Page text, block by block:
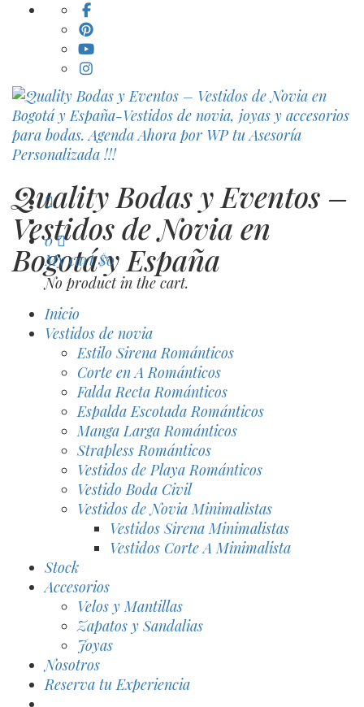
Quality Bodas y Eventos –
Vestidos de Novia en
Bogotá y España
0
My cart $0
No product in the cart.
Inicio
Vestidos de novia
Estilo Sirena Románticos
Corte en A Románticos
Falda Recta Románticos
Espalda Escotada Románticos
Manga Larga Románticos
Strapless Románticos
Vestidos de Playa Románticos
Vestido Boda Civil
Vestidos de Novia Minimalistas
Vestidos Sirena Minimalistas
Vestidos Corte A Minimalista
Stock
Accesorios
Velos y Mantillas
Zapatos y Sandalias
Joyas
Nosotros
Reserva tu Experiencia